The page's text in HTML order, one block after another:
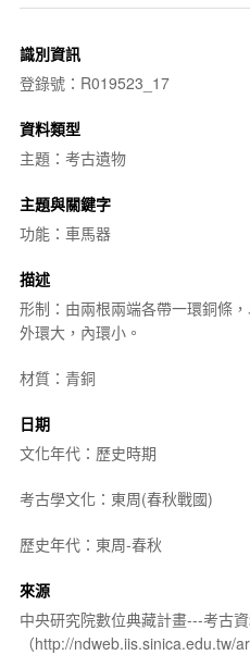
識別資訊
登錄號：R019523_17
資料類型
主題：考古遺物
主題與關鍵字
功能：車馬器
描述
形制：由兩根兩端各帶一環銅條
外環大，內環小。
材質：青銅
日期
文化年代：歷史時期
考古學文化：東周(春秋戰國)
歷史年代：東周-春秋
來源
中央研究院數位典藏計畫---考古
（http://